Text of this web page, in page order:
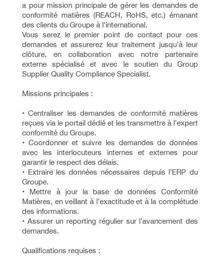
a pour mission principale de gérer les demandes de
conformité matières (REACH, RoHS, etc.) émanant
des clients du Groupe à l’international.
Vous serez le premier point de contact pour ces
demandes et assurerez leur traitement jusqu’à leur
clôture, en collaboration avec notre partenaire
externe spécialisé et avec le soutien du Group
Supplier Quality Compliance Specialist.
Missions principales :
• Centraliser les demandes de conformité matières
reçues via le portail dédié et les transmettre à l’expert
conformité du Groupe.
• Coordonner et suivre les demandes de données
avec les interlocuteurs internes et externes pour
garantir le respect des délais.
• Extraire les données nécessaires depuis l’ERP du
Groupe.
• Mettre à jour la base de données Conformité
Matières, en veillant à l’exactitude et à la complétude
des informations.
• Assurer un reporting régulier sur l’avancement des
demandes.
Qualifications requises :